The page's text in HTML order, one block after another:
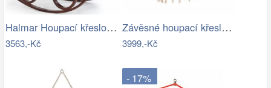
Halmar Houpací křeslo Max II ořech…
3563,-Kč
Závěsné houpací křeslo ve stylu hipís -…
3999,-Kč
- 17%